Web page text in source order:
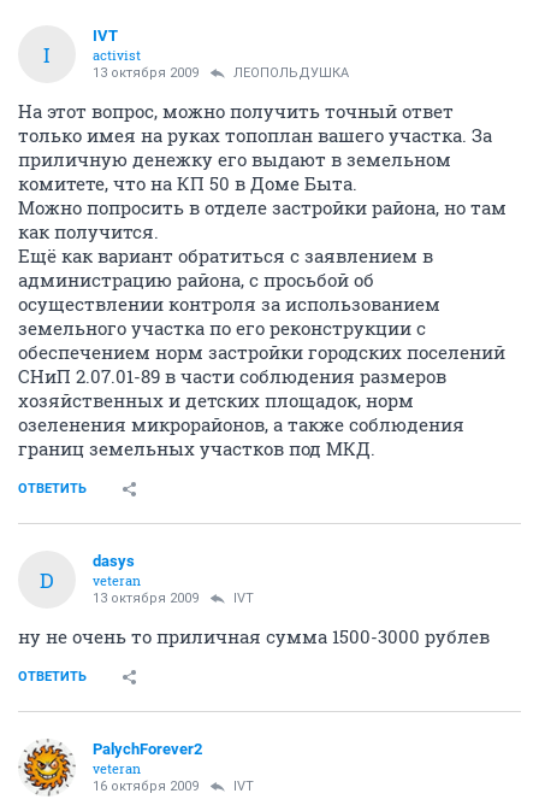
I
IVT
activist
13 октября 2009 ЛЕОПОЛЬДУШКА
На этот вопрос, можно получить точный ответ
только имея на руках топоплан вашего участка. За
приличную денежку его выдают в земельном
комитете, что на КП 50 в Доме Быта.
Можно попросить в отделе застройки района, но там
как получится.
Ещё как вариант обратиться с заявлением в
администрацию района, с просьбой об
осуществлении контроля за использованием
земельного участка по его реконструкции с
обеспечением норм застройки городских поселений
СНиП 2.07.01-89 в части соблюдения размеров
хозяйственных и детских площадок, норм
озеленения микрорайонов, а также соблюдения
границ земельных участков под МКД.
ОТВЕТИТЬ
D
dasys
veteran
13 октября 2009 IVT
ну не очень то приличная сумма 1500-3000 рублев
ОТВЕТИТЬ
PalychForever2
veteran
16 октября 2009 IVT